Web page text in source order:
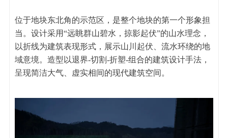
位于地块东北角的示范区，是整个地块的第一个形象担
当。设计采用“远眺群山碧水，掠影起伏”的山水理念，
以折线为建筑表现形式，展示山川起伏、流水环绕的地
域意境。造型以退界-切割-折塑-组合的建筑设计手法，
呈现简洁大气、虚实相间的现代建筑空间。